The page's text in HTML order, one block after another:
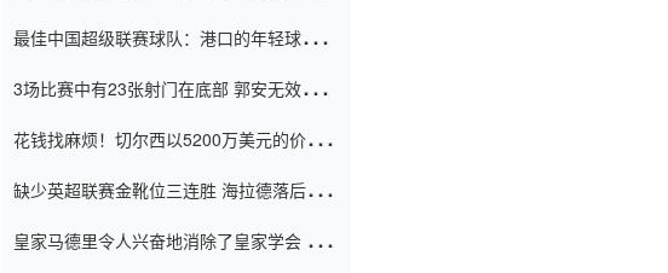
最佳中国超级联赛球队：港口的年轻球员在
（Taishan）
3场比赛中有23张射门在底部 郭安无效传球
花钱找麻烦！切尔西以5200万美元的价格
窗口
缺少英超联赛金靴位三连胜 海拉德落后6球
皇家马德里令人兴奋地消除了皇家学会 安